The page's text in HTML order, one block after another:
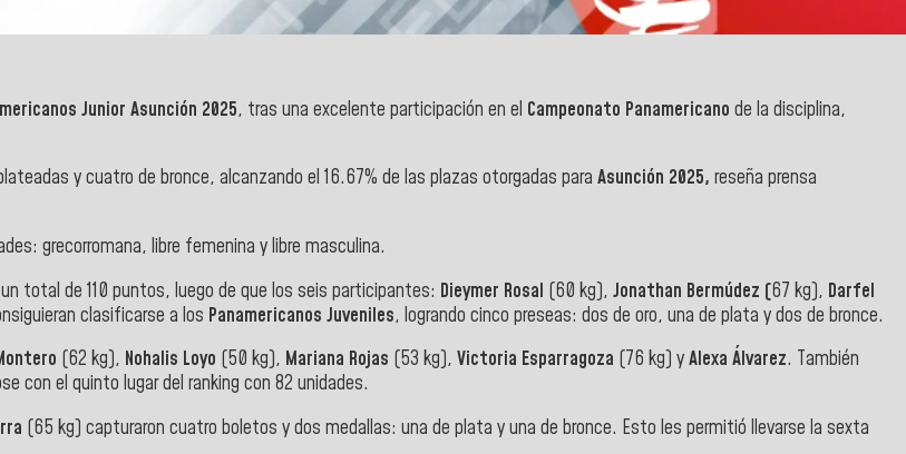
Junior Asunción 2025, tras una excelente participación en el Campeonato Panamericano de la disciplina,
y cuatro de bronce, alcanzando el 16.67% de las plazas otorgadas para Asunción 2025, reseña prensa
grecorromana, libre femenina y libre masculina.
total de 110 puntos, luego de que los seis participantes: Dieymer Rosal (60 kg), Jonathan Bermúdez (67 kg), Darfel
clasificarse a los Panamericanos Juveniles, logrando cinco preseas: dos de oro, una de plata y dos de bronce.
(62 kg), Nohalis Loyo (50 kg), Mariana Rojas (53 kg), Victoria Esparragoza (76 kg) yAlexa Álvarez. También
con el quinto lugar del ranking con 82 unidades.
(65 kg) capturaron cuatro boletos y dos medallas: una de plata y una de bronce. Esto les permitió llevarse la sexta